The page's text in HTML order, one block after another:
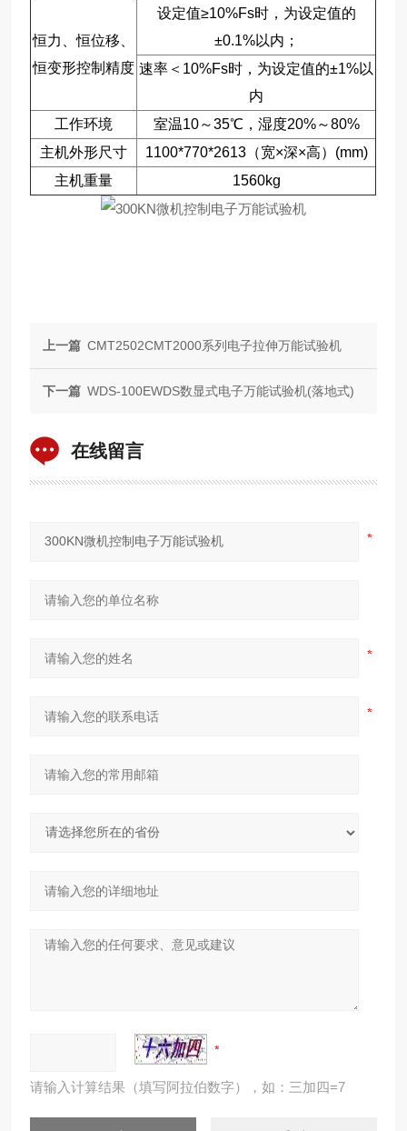
恒力、恒位移、
恒变形控制精度
设定值≥10%Fs时，为设定值的
±0.1%以内；
速率＜10%Fs时，为设定值的±1%以
内
工作环境
室温10～35℃，湿度20%～80%
主机外形尺寸
1100*770*2613（宽×深×高）(mm)
主机重量
1560kg
上一篇 CMT2502CMT2000系列电子拉伸万能试验机
下一篇 WDS-100EWDS数显式电子万能试验机(落地式)
在线留言
请输入计算结果（填写阿拉伯数字），如：三加四=7